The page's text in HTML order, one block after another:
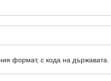
формат, с кода на държавата.